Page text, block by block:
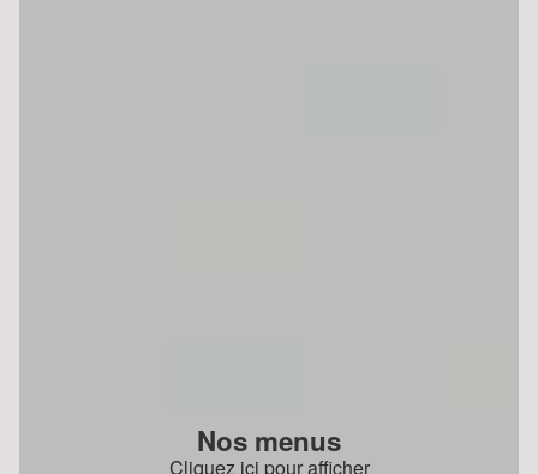
Nos menus
Cliquez ici pour afficher